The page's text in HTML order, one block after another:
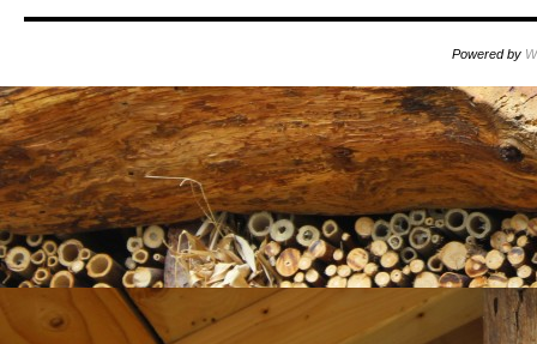
Powered by